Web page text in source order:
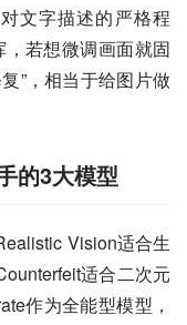
文字描述的严格程
，若想微调画面就固
”，相当于给图片做
的3大模型
Vision适合生
适合二次元
作为全能型模型，